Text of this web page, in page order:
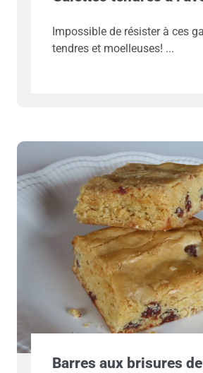
Impossible de résister à ces
tendres et moelleuses!
Barres aux brisures